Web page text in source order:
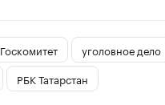
Госкомитет
уголовное дело
РБК Татарстан